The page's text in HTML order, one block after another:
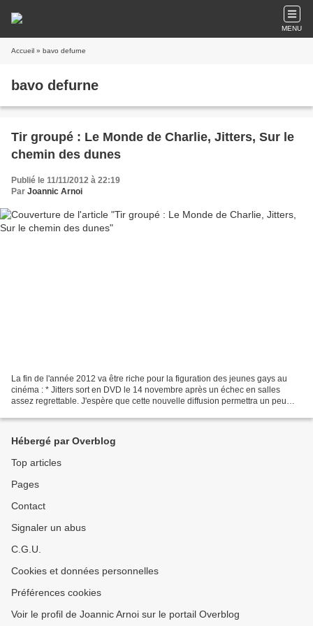
MENU
Accueil » bavo defurne
bavo defurne
Tir groupé : Le Monde de Charlie, Jitters, Sur le
chemin des dunes
Publié le 11/11/2012 à 22:19
Par Joannic Arnoi
La fin de l'année 2012 va être riche pour la figuration des jeunes gays au
cinéma : * Jitters sort en DVD le 14 novembre après un échec en salles
assez regrettable. J'espère que cette nouvelle diffusion permettra un peu
Hébergé par Overblog
Top articles
Pages
Contact
Signaler un abus
C.G.U.
Cookies et données personnelles
Préférences cookies
Voir le profil de Joannic Arnoi sur le portail Overblog